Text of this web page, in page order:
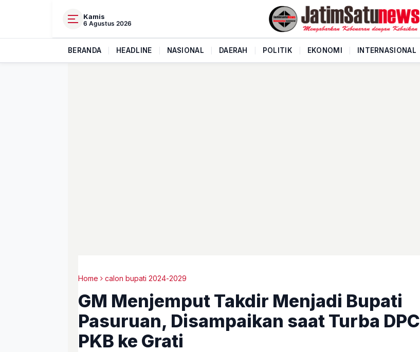
Kamis
6 Agustus 2026
BERANDA HEADLINE NASIONAL DAERAH POLITIK EKONOMI INTERNASIONAL
Home calon bupati 2024-2029
GM Menjemput Takdir Menjadi Bupati
Pasuruan, Disampaikan saat Turba DPC
PKB ke Grati